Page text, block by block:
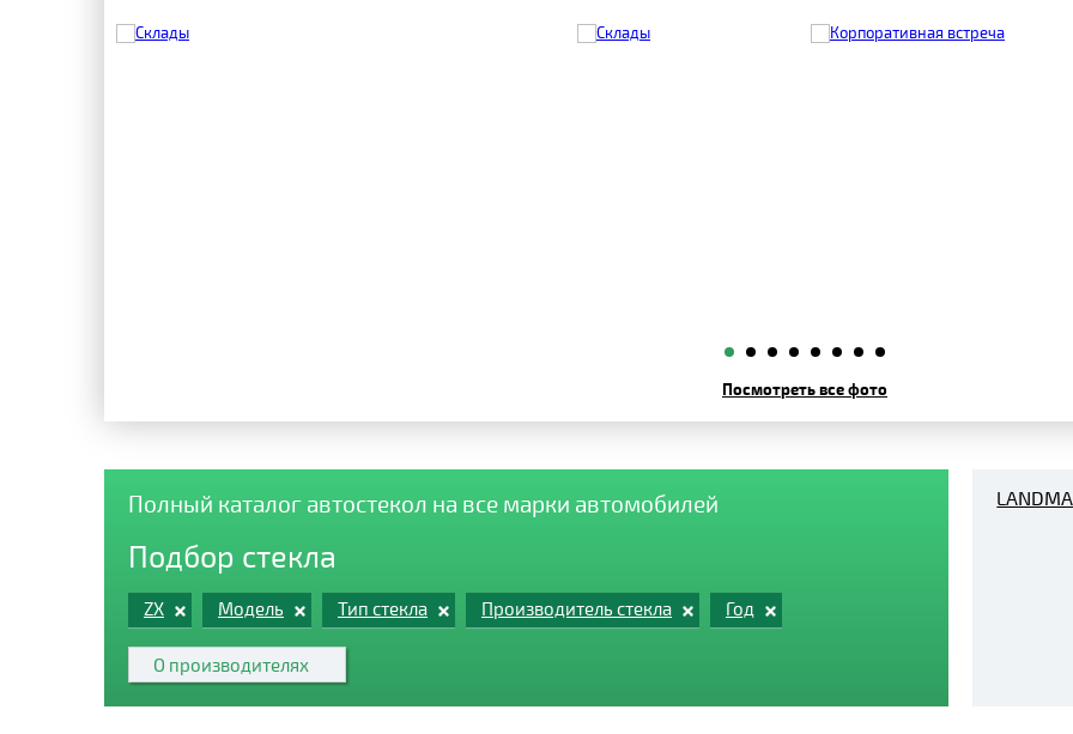
Посмотреть все фото
Полный каталог автостекол на все марки автомобилей
Подбор стекла
ZX Модель Тип стекла Производитель стекла Год
О производителях